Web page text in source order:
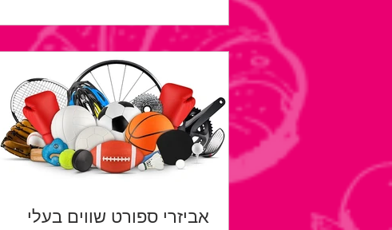
אביזרי ספורט שווים בעלי